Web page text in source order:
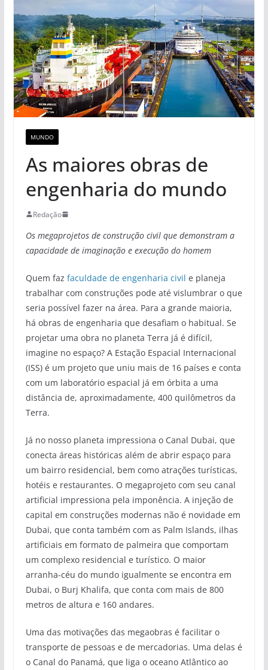
MUNDO
As maiores obras de
engenharia do mundo
Redação
Os megaprojetos de construção civil que demonstram a
capacidade de imaginação e execução do homem
Quem faz faculdade de engenharia civil e planeja
trabalhar com construções pode até vislumbrar o que
seria possível fazer na área. Para a grande maioria,
há obras de engenharia que desafiam o habitual. Se
projetar uma obra no planeta Terra já é difícil,
imagine no espaço? A Estação Espacial Internacional
(ISS) é um projeto que uniu mais de 16 países e conta
com um laboratório espacial já em órbita a uma
distância de, aproximadamente, 400 quilômetros da
Terra.
Já no nosso planeta impressiona o Canal Dubai, que
conecta áreas históricas além de abrir espaço para
um bairro residencial, bem como atrações turísticas,
hotéis e restaurantes. O megaprojeto com seu canal
artificial impressiona pela imponência. A injeção de
capital em construções modernas não é novidade em
Dubai, que conta também com as Palm Islands, ilhas
artificiais em formato de palmeira que comportam
um complexo residencial e turístico. O maior
arranha-céu do mundo igualmente se encontra em
Dubai, o Burj Khalifa, que conta com mais de 800
metros de altura e 160 andares.
Uma das motivações das megaobras é facilitar o
transporte de pessoas e de mercadorias. Uma delas é
o Canal do Panamá, que liga o oceano Atlântico ao